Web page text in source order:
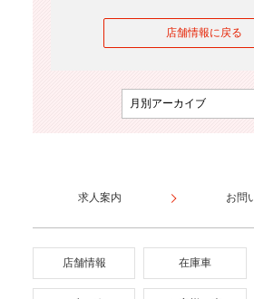
店舗情報に戻る
求人案内 お問
店舗情報 在庫車